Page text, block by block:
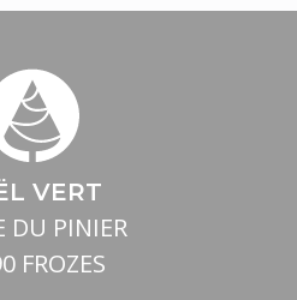
VERT
DU PINIER
FROZES